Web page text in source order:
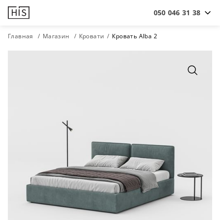
050 046 31 38
Главная Магазин Кровати Кровать Alba 2